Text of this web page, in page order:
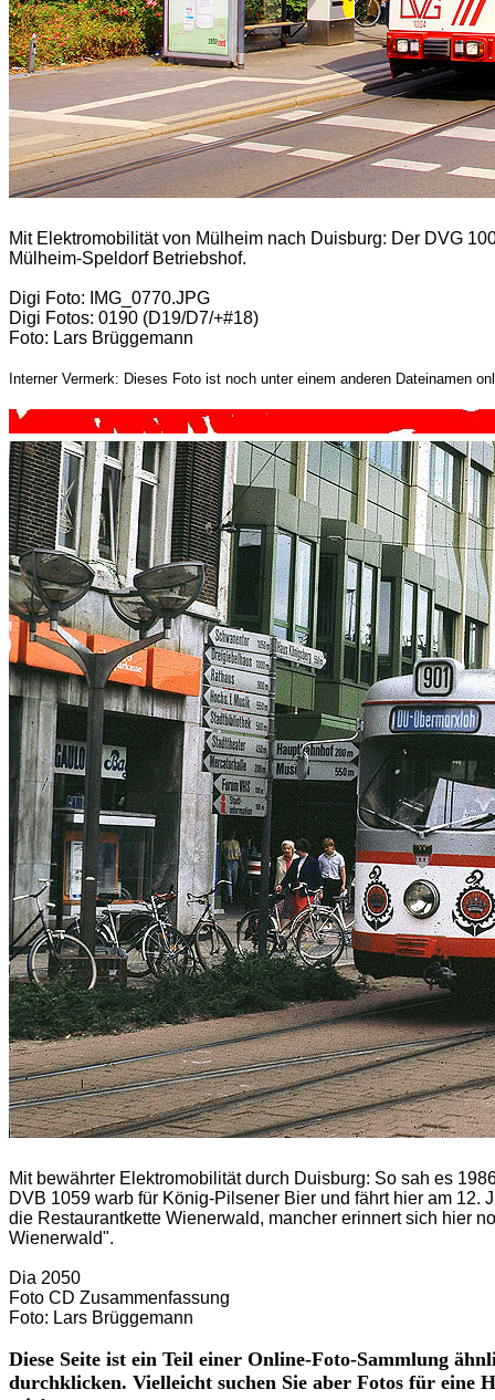
Mit Elektromobilität von Mülheim nach Duisburg: Der DVG
Mülheim-Speldorf Betriebshof.
Digi Foto: IMG_0770.JPG
Digi Fotos: 0190 (D19/D7/+#18)
Foto: Lars Brüggemann
Interner Vermerk: Dieses Foto ist noch unter einem anderen Dateinamen
Mit bewährter Elektromobilität durch Duisburg: So sah es
DVB 1059 warb für König-Pilsener Bier und fährt hier am
die Restaurantkette Wienerwald, mancher erinnert sich hier
Wienerwald".
Dia 2050
Foto CD Zusammenfassung
Foto: Lars Brüggemann
Diese Seite ist ein Teil einer Online-Foto-Sammlung
durchklicken. Vielleicht suchen Sie aber Fotos für eine